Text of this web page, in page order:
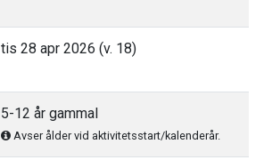
tis 28 apr 2026 (v. 18)
5-12 år gammal
Avser ålder vid aktivitetsstart/kalenderår.